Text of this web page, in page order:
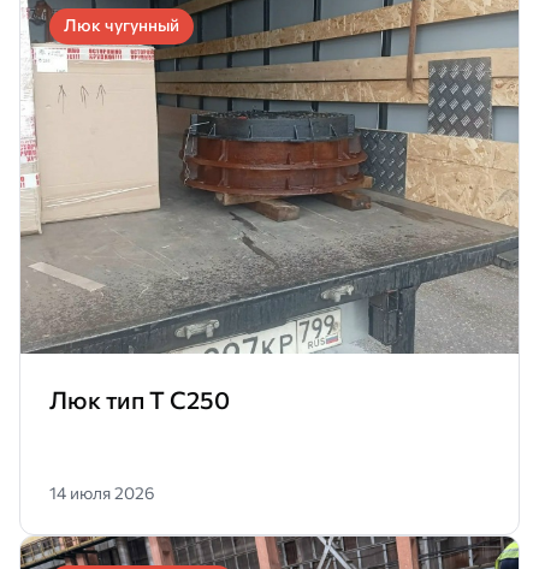
Люк чугунный
Люк тип Т С250
14 июля 2026